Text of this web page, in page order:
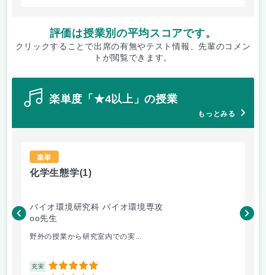
評価は授業別の平均スコアです。
クリックすることで出席の有無やテスト情報、先輩のコメン
トが閲覧できます。
楽単度「★4以上」の授業
もっとみる
楽単
化学生態学(1)
バイオ環境研究科 バイオ環境専攻
oo先生
野外の授業から研究室内での実...
充実 5
宮